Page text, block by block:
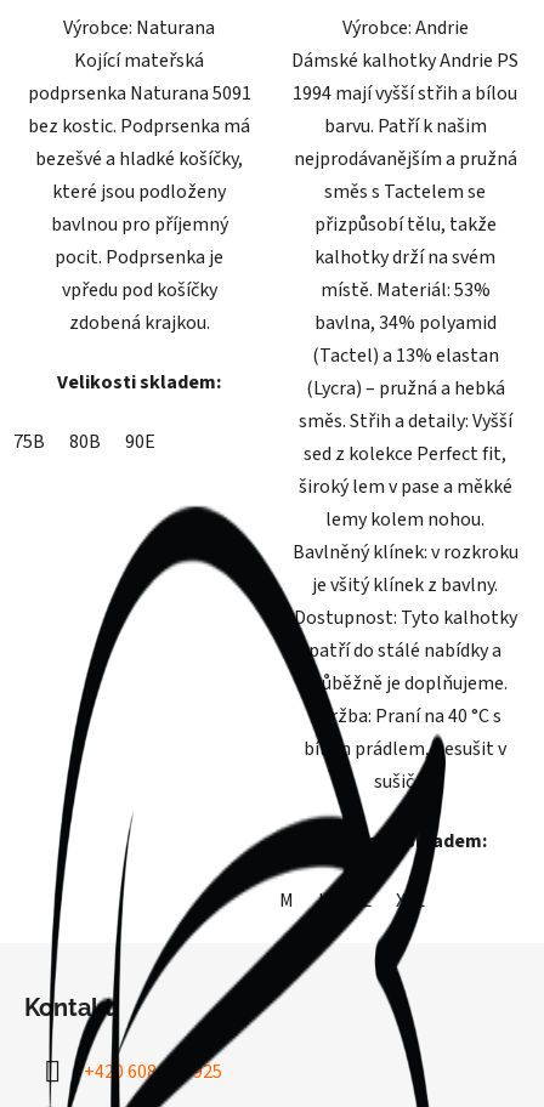
hvězdiček.
Výrobce: Naturana
Kojící mateřská
podprsenka Naturana 5091
bez kostic. Podprsenka má
bezešvé a hladké košíčky,
které jsou podloženy
bavlnou pro příjemný
pocit. Podprsenka je
vpředu pod košíčky
zdobená krajkou.
Velikosti skladem:
75B 80B 90E
hvězdiček.
Výrobce: Andrie
Dámské kalhotky Andrie PS
1994 mají vyšší střih a bílou
barvu. Patří k našim
nejprodávanějším a pružná
směs s Tactelem se
přizpůsobí tělu, takže
kalhotky drží na svém
místě. Materiál: 53%
bavlna, 34% polyamid
(Tactel) a 13% elastan
(Lycra) – pružná a hebká
směs. Střih a detaily: Vyšší
sed z kolekce Perfect fit,
široký lem v pase a měkké
lemy kolem nohou.
Bavlněný klínek: v rozkroku
je všitý klínek z bavlny.
Dostupnost: Tyto kalhotky
patří do stálé nabídky a
průběžně je doplňujeme.
Údržba: Praní na 40 °C s
bílým prádlem, nesušit v
sušičce.
Velikosti skladem:
M L XL XXL
Kontakt
+420 608 704 925